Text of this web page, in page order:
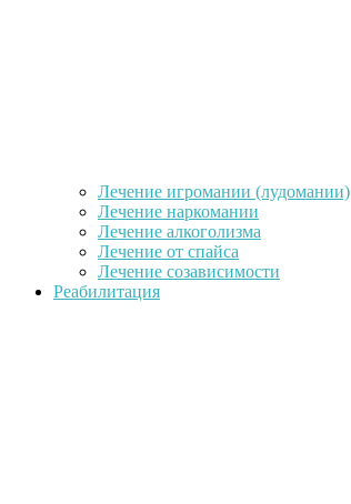
Лечение игромании (лудомании)
Лечение наркомании
Лечение алкоголизма
Лечение от спайса
Лечение созависимости
Реабилитация